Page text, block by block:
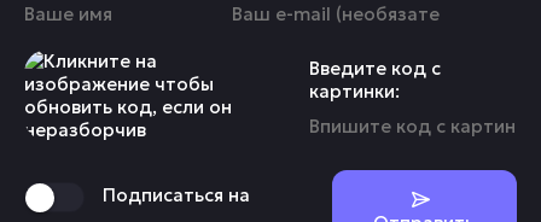
Введите код с
картинки:
Подписаться на